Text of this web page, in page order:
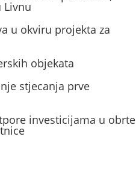
Livnu
u okviru projekta za
objekata
stjecanja prve
investicijama u obrte